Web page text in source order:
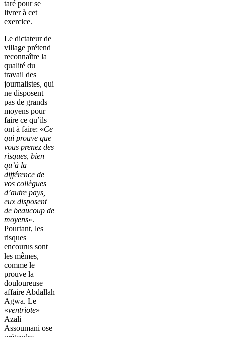
taré pour se
livrer à cet
exercice.
Le dictateur de
village prétend
reconnaître la
qualité du
travail des
journalistes, qui
ne disposent
pas de grands
moyens pour
faire ce qu’ils
ont à faire: «Ce
qui prouve que
vous prenez des
risques, bien
qu’à la
différence de
vos collègues
d’autre pays,
eux disposent
de beaucoup de
moyens».
Pourtant, les
risques
encourus sont
les mêmes,
comme le
prouve la
douloureuse
affaire Abdallah
Agwa. Le
«ventriote»
Azali
Assoumani ose